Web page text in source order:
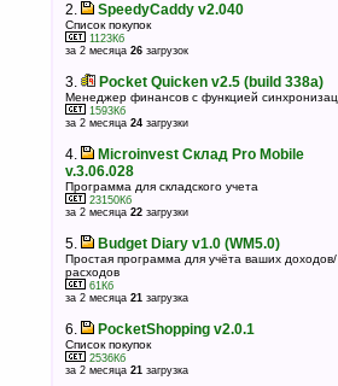
2. SpeedyCaddy v2.040
Список покупок
1123Кб
за 2 месяца 26 загрузок
3. Pocket Quicken v2.5 (build 338a)
Менеджер финансов с функцией
1593Кб
за 2 месяца 24 загрузки
4.
Microinvest Склад Pro Mobile
v.3.06.028
Программа для складского учета
23150Кб
за 2 месяца 22 загрузки
5. Budget Diary v1.0 (WM5.0)
Простая программа для учёта ваших доходов/
расходов
61Кб
за 2 месяца 21 загрузка
6. PocketShopping v2.0.1
Список покупок
2536Кб
за 2 месяца 21 загрузка